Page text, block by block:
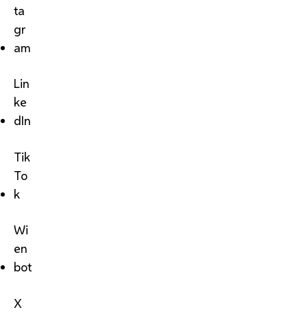
ta
gr
am
Lin
ke
dIn
Tik
To
k
Wi
en
bot
X